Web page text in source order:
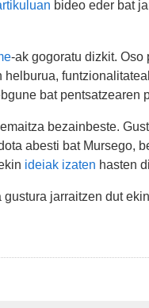
bideo eder bat
-ak gogoratu dizkit. Oso
bat pentsatzearen
bezainbeste.
abesti bat Mursego,
ideiak izaten hasten
jarraitzen dut